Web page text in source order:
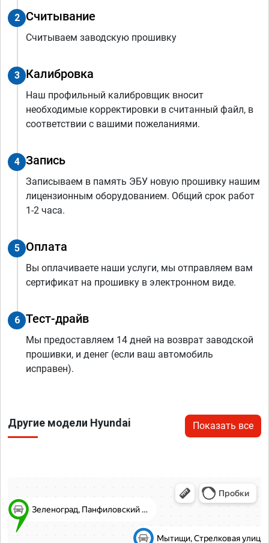
2 Считывание
Считываем заводскую прошивку
3 Калибровка
Наш профильный калибровщик вносит
необходимые корректировки в считанный файл, в
соответствии с вашими пожеланиями.
4 Запись
Записываем в память ЭБУ новую прошивку нашим
лицензионным оборудованием. Общий срок работ
1-2 часа.
5 Оплата
Вы оплачиваете наши услуги, мы отправляем вам
сертификат на прошивку в электронном виде.
6 Тест-драйв
Мы предоставляем 14 дней на возврат заводской
прошивки, и денег (если ваш автомобиль
исправен).
Другие модели Hyundai Показать все